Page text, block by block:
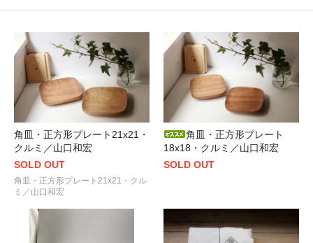
角皿・正方形プレート21x21・
クルミ／山口和宏
SOLD OUT
角皿・正方形プレート21x21・クル
ミ／山口和宏
角皿・正方形プレート
18x18・クルミ／山口和宏
SOLD OUT